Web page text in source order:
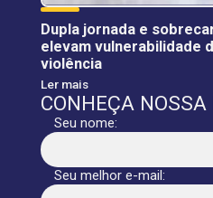
Dupla jornada e
elevam vulnerabilidade
violência
Ler mais
CONHEÇA
Seu nome:
Seu melhor e-mail: